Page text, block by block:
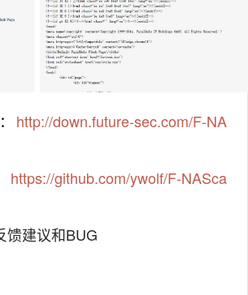
： http://down.future-sec.com/F-NA
https://github.com/ywolf/F-NASca
馈建议和BUG